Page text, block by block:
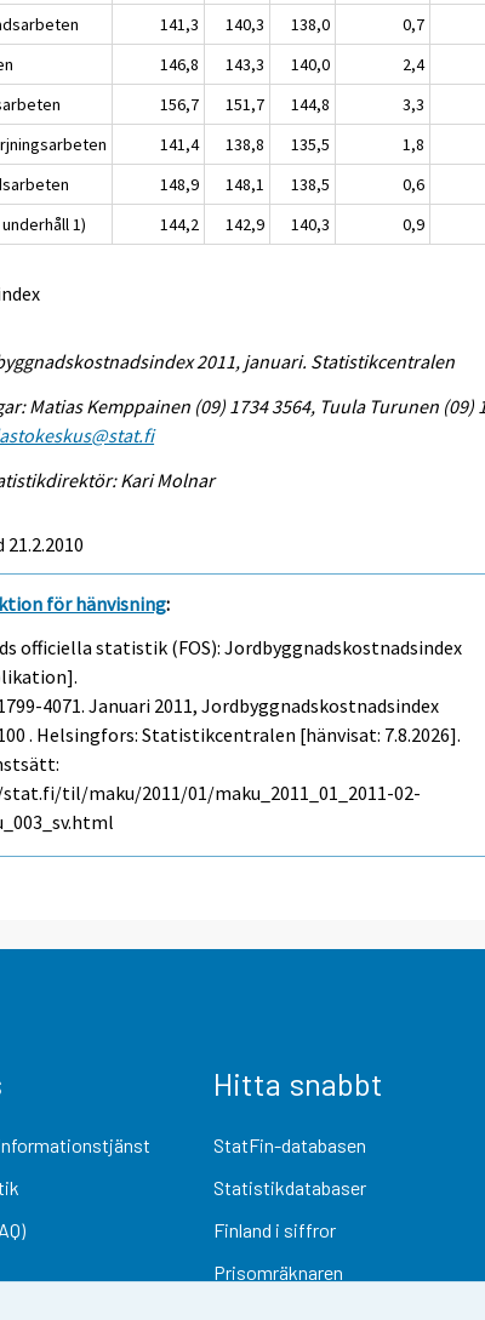
141,3 140,3 138,0
0,7
146,8 143,3 140,0
2,4
156,7 151,7 144,8
3,3
141,4 138,8 135,5
1,8
148,9 148,1 138,5
0,6
1)
144,2 142,9 140,3 0,9
2011, januari. Statistikcentralen
Matias Kemppainen (09) 1734 3564, Tuula Turunen (09)
Kari Molnar
för hänvisning:
officiella statistik (FOS): Jordbyggnadskostnadsindex
4071.Januari 2011, Jordbyggnadskostnadsindex
. Helsingfors: Statistikcentralen [hänvisat: 7.8.2026].
til/maku/2011/01/maku_2011_01_2011-02-
Hitta snabbt
StatFin-databasen
Statistikdatabaser
Finland i siffror
Prisomräknaren